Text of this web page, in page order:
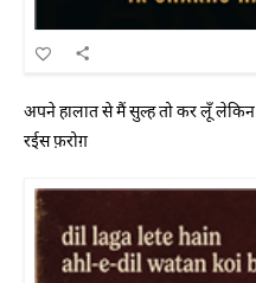
अपने हालात से मैं सुल्ह तो कर लूँ लेकिन
रईस फ़रोग़